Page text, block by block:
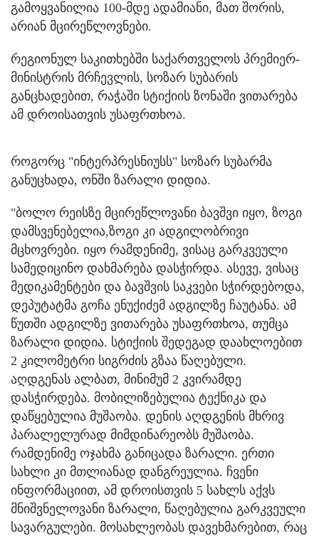
გამოყვანილია 100-მდე ადამიანი, მათ შორის,
არიან მცირეწლოვნები.
რეგიონულ საკითხებში საქართველოს პრემიერ-
მინისტრის მრჩევლის, სოზარ სუბარის
განცხადებით, რაჭაში სტიქიის ზონაში ვითარება
ამ დროისათვის უსაფრთხოა.
როგორც "ინტერპრესნიუსს" სოზარ სუბარმა
განუცხადა, ონში ზარალი დიდია.
"ბოლო რეისზე მცირეწლოვანი ბავშვი იყო, ზოგი
დამსვენებელია,ზოგი კი ადგილობრივი
მცხოვრები. იყო რამდენიმე, ვისაც გარკვეული
სამედიცინო დახმარება დასჭირდა. ასევე, ვისაც
მედიკამენტები და ბავშვის საკვები სჭირდებოდა,
დეპუტატმა გოჩა ენუქიძემ ადგილზე ჩაუტანა. ამ
წუთში ადგილზე ვითარება უსაფრთხოა, თუმცა
ზარალი დიდია. სტიქიის შედეგად დაახლოებით
2 კილომეტრი სიგრძის გზაა წაღებული.
აღდგენას ალბათ, მინიმუმ 2 კვირამდე
დასჭირდება. მობილიზებულია ტექნიკა და
დაწყებულია მუშაობა. დენის აღდგენის მხრივ
პარალელურად მიმდინარეობს მუშაობა.
რამდენიმე ოჯახმა განიცადა ზარალი. ერთი
სახლი კი მთლიანად დანგრეულია. ჩვენი
ინფორმაციით, ამ დროისთვის 5 სახლს აქვს
მნიშვნელოვანი ზარალი, წაღებულია გარკვეული
სავარგულები. მოსახლეობას დავეხმარებით, რაც